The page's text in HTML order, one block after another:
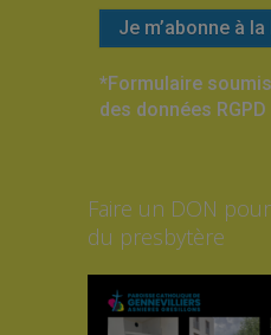
*Formulaire
des données RGPD
Faire un DON
du presbytère